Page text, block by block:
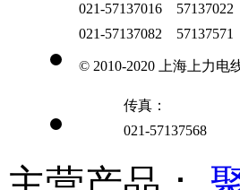
021-57137016
021-57137082
© 2010-2020 上海上力电
传真：
021-57137568